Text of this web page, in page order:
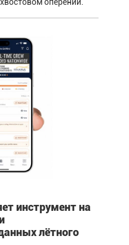
оперении.
инструмент на
лётного